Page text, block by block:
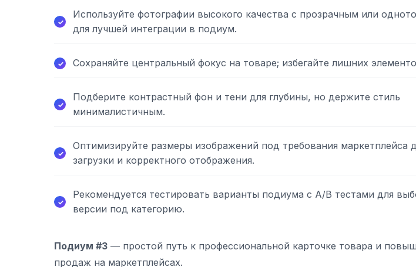
Используйте фотографии высокого качества с прозрачным или
для лучшей интеграции в подиум.
Сохраняйте центральный фокус на товаре; избегайте лишних
Подберите контрастный фон и тени для глубины, но держите стиль
минималистичным.
Оптимизируйте размеры изображений под требования маркетплейса
загрузки и корректного отображения.
Рекомендуется тестировать варианты подиума с A/B тестами для
версии под категорию.
Подиум #3 — простой путь к профессиональной карточке товара и
продаж на маркетплейсах.